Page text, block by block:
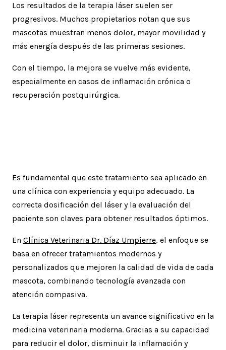
Los resultados de la terapia láser suelen ser
progresivos. Muchos propietarios notan que sus
mascotas muestran menos dolor, mayor movilidad y
más energía después de las primeras sesiones.
Con el tiempo, la mejora se vuelve más evidente,
especialmente en casos de inflamación crónica o
recuperación postquirúrgica.
Es fundamental que este tratamiento sea aplicado en
una clínica con experiencia y equipo adecuado. La
correcta dosificación del láser y la evaluación del
paciente son claves para obtener resultados óptimos.
En Clínica Veterinaria Dr. Díaz Umpierre, el enfoque se
basa en ofrecer tratamientos modernos y
personalizados que mejoren la calidad de vida de cada
mascota, combinando tecnología avanzada con
atención compasiva.
La terapia láser representa un avance significativo en la
medicina veterinaria moderna. Gracias a su capacidad
para reducir el dolor, disminuir la inflamación y